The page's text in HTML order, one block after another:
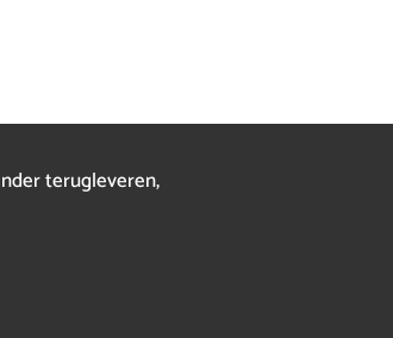
terugleveren,